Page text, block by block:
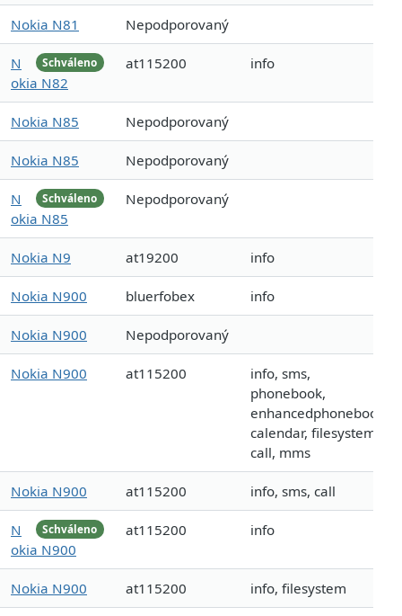
Nokia N81 Nepodporovaný
Schváleno
N
okia N82
at115200 info
Nokia N85 Nepodporovaný
Nokia N85 Nepodporovaný
Schváleno
N
okia N85
Nepodporovaný
Nokia N9 at19200 info
Nokia N900 bluerfobex info
Nokia N900 Nepodporovaný
Nokia N900 at115200
info, sms,
phonebook,
enhancedphonebook,
calendar, filesystem,
call, mms
Nokia N900 at115200 info, sms, call
Schváleno
N
okia N900
at115200 info
Nokia N900 at115200 info, filesystem